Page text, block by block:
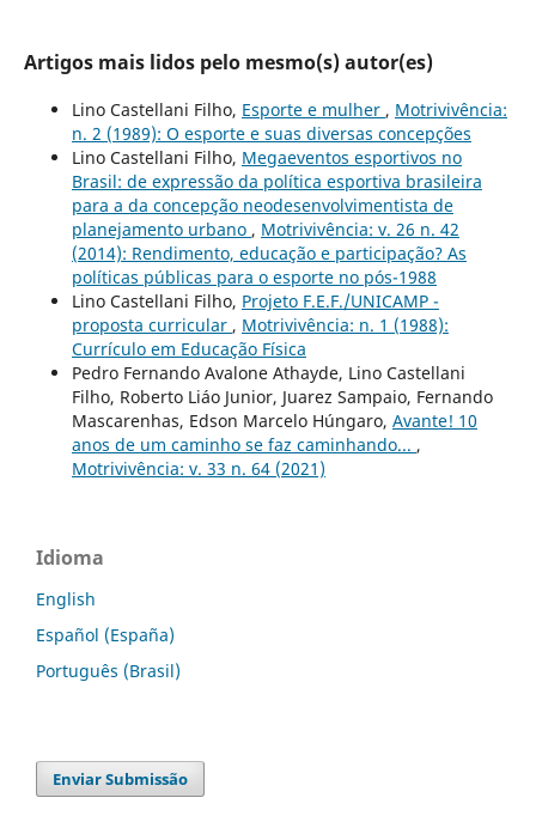
Artigos mais lidos pelo mesmo(s) autor(es)
Lino Castellani Filho, Esporte e mulher , Motrivivência:
n. 2 (1989): O esporte e suas diversas concepções
Lino Castellani Filho, Megaeventos esportivos no
Brasil: de expressão da política esportiva brasileira
para a da concepção neodesenvolvimentista de
planejamento urbano , Motrivivência: v. 26 n. 42
(2014): Rendimento, educação e participação? As
políticas públicas para o esporte no pós-1988
Lino Castellani Filho, Projeto F.E.F./UNICAMP -
proposta curricular , Motrivivência: n. 1 (1988):
Currículo em Educação Física
Pedro Fernando Avalone Athayde, Lino Castellani
Filho, Roberto Liáo Junior, Juarez Sampaio, Fernando
Mascarenhas, Edson Marcelo Húngaro, Avante! 10
anos de um caminho se faz caminhando... ,
Motrivivência: v. 33 n. 64 (2021)
Idioma
English
Español (España)
Português (Brasil)
Enviar Submissão